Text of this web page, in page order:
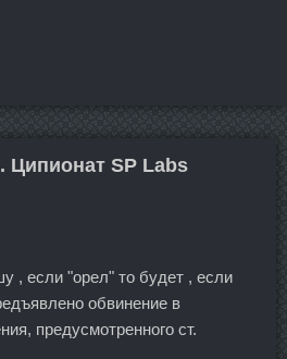
Ципионат SP Labs
, если "орел" то будет , если
обвинение в
предусмотренного ст.